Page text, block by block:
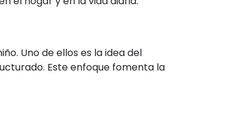
Uno de ellos es la idea del
Este enfoque fomenta la